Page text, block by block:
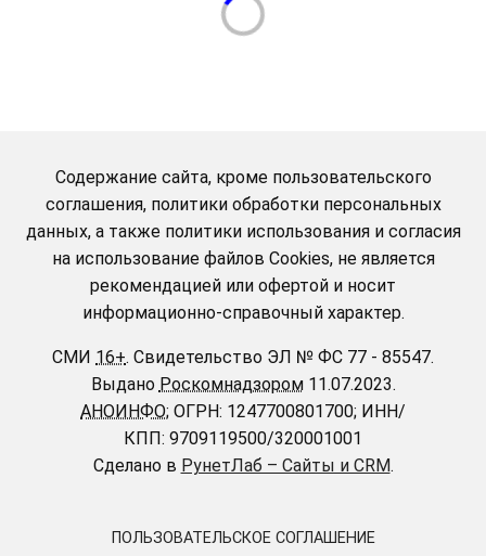
Содержание сайта, кроме пользовательского
соглашения, политики обработки персональных
данных, а также политики использования и согласия
на использование файлов Cookies, не является
рекомендацией или офертой и носит
информационно-справочный характер.
СМИ 16+. Свидетельство ЭЛ № ФС 77 - 85547.
Выдано Роскомнадзором11.07.2023.
АНОИНФО; ОГРН: 1247700801700; ИНН/
КПП: 9709119500/320001001
Сделано в РунетЛаб – Сайты и CRM.
ПОЛЬЗОВАТЕЛЬСКОЕ СОГЛАШЕНИЕ